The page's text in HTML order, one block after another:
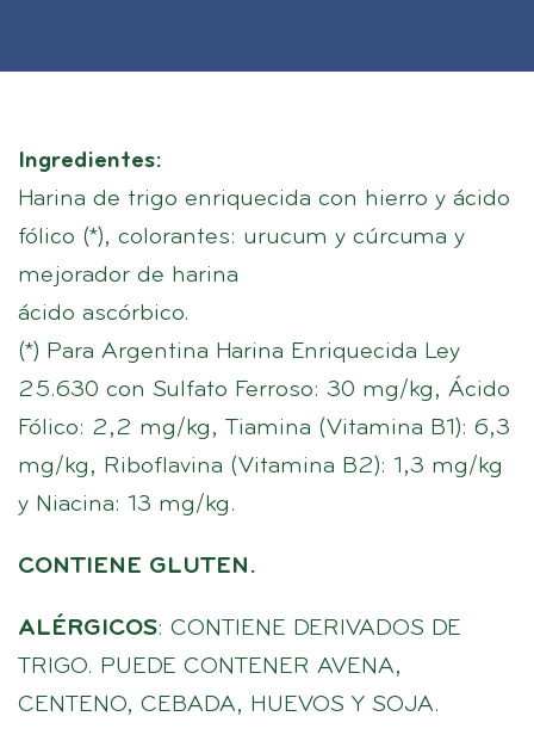
Ingredientes:
Harina de trigo enriquecida con hierro y ácido
fólico (*), colorantes: urucum y cúrcuma y
mejorador de harina
ácido ascórbico.
(*) Para Argentina Harina Enriquecida Ley
25.630 con Sulfato Ferroso: 30 mg/kg, Ácido
Fólico: 2,2 mg/kg, Tiamina (Vitamina B1): 6,3
mg/kg, Riboflavina (Vitamina B2): 1,3 mg/kg
y Niacina: 13 mg/kg.
CONTIENE GLUTEN.
ALÉRGICOS: CONTIENE DERIVADOS DE
TRIGO. PUEDE CONTENER AVENA,
CENTENO, CEBADA, HUEVOS Y SOJA.